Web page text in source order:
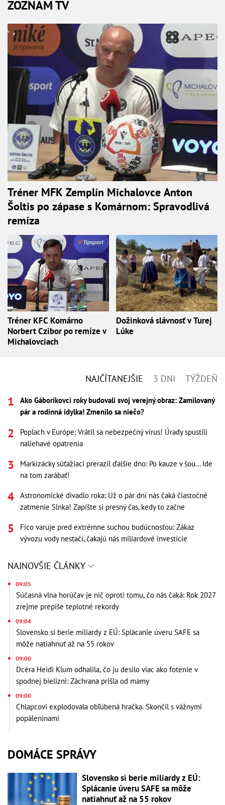
ZOZNAM TV
Tréner MFK Zemplín Michalovce Anton
Šoltis po zápase s Komárnom: Spravodlivá
remíza
Tréner KFC Komárno
Norbert Czibor po remíze v
Michalovciach
Dožinková slávnosť v Turej
Lúke
NAJČÍTANEJŠIE 3 DNI TÝŽDEŇ
Ako Gáboríkovci roky budovali svoj verejný obraz: Zamilovaný
pár a rodinná idylka! Zmenilo sa niečo?
Poplach v Európe: Vrátil sa nebezpečný vírus! Úrady spustili
naliehavé opatrenia
Markizácky súťažiaci prerazil ďalšie dno: Po kauze v šou... Ide
na tom zarábať!
Astronomické divadlo roka: Už o pár dní nás čaká čiastočné
zatmenie Slnka! Zapíšte si presný čas, kedy to začne
Fico varuje pred extrémne suchou budúcnosťou: Zákaz
vývozu vody nestačí, čakajú nás miliardové investície
NAJNOVŠIE ČLÁNKY
09:05
Súčasná vlna horúčav je nič oproti tomu, čo nás čaká: Rok 2027
zrejme prepíše teplotné rekordy
09:04
Slovensko si berie miliardy z EÚ: Splácanie úveru SAFE sa
môže natiahnuť až na 55 rokov
09:00
Dcéra Heidi Klum odhalila, čo ju desilo viac ako fotenie v
spodnej bielizni: Záchrana prišla od mamy
09:00
Chlapcovi explodovala obľúbená hračka. Skončil s vážnymi
popáleninami
DOMÁCE SPRÁVY
Slovensko si berie miliardy z EÚ:
Splácanie úveru SAFE sa môže
natiahnuť až na 55 rokov